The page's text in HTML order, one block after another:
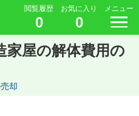
閲覧履歴
0
お気に入り
0
メニュー
家屋の解体費用の
却